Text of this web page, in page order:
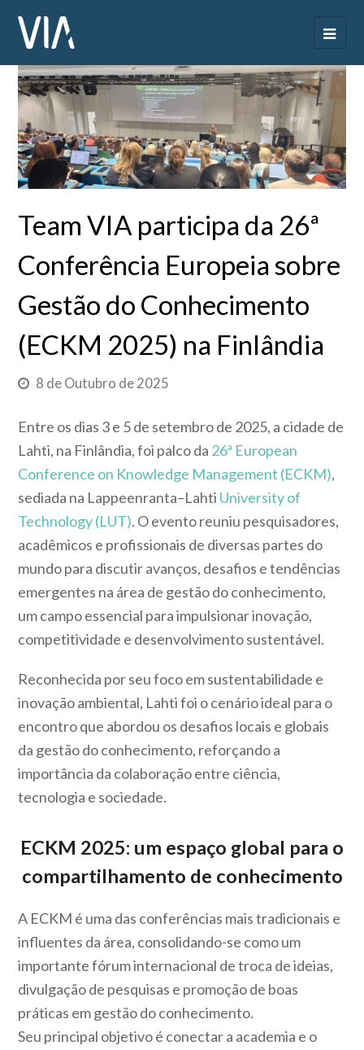
Team VIA participa da 26ª
Conferência Europeia sobre
Gestão do Conhecimento
(ECKM 2025) na Finlândia
8 de Outubro de 2025
Entre os dias 3 e 5 de setembro de 2025, a cidade de
Lahti, na Finlândia, foi palco da 26ª European
Conference on Knowledge Management (ECKM),
sediada na Lappeenranta–Lahti University of
Technology (LUT). O evento reuniu pesquisadores,
acadêmicos e profissionais de diversas partes do
mundo para discutir avanços, desafios e tendências
emergentes na área de gestão do conhecimento,
um campo essencial para impulsionar inovação,
competitividade e desenvolvimento sustentável.
Reconhecida por seu foco em sustentabilidade e
inovação ambiental, Lahti foi o cenário ideal para o
encontro que abordou os desafios locais e globais
da gestão do conhecimento, reforçando a
importância da colaboração entre ciência,
tecnologia e sociedade.
ECKM 2025: um espaço global para o
compartilhamento de conhecimento
A ECKM é uma das conferências mais tradicionais e
influentes da área, consolidando-se como um
importante fórum internacional de troca de ideias,
divulgação de pesquisas e promoção de boas
práticas em gestão do conhecimento.
Seu principal objetivo é conectar a academia e o